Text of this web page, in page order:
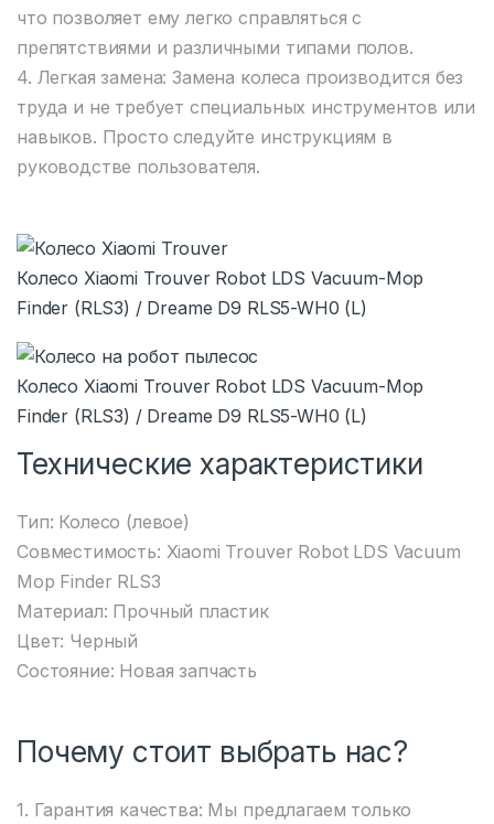
что позволяет ему легко справляться с
препятствиями и различными типами полов.
4. Легкая замена: Замена колеса производится без
труда и не требует специальных инструментов или
навыков. Просто следуйте инструкциям в
руководстве пользователя.
Колесо Xiaomi Trouver Robot LDS Vacuum-Mop
Finder (RLS3) / Dreame D9 RLS5-WH0 (L)
Колесо Xiaomi Trouver Robot LDS Vacuum-Mop
Finder (RLS3) / Dreame D9 RLS5-WH0 (L)
Технические характеристики
Тип: Колесо (левое)
Совместимость: Xiaomi Trouver Robot LDS Vacuum
Mop Finder RLS3
Материал: Прочный пластик
Цвет: Черный
Состояние: Новая запчасть
Почему стоит выбрать нас?
1. Гарантия качества: Мы предлагаем только